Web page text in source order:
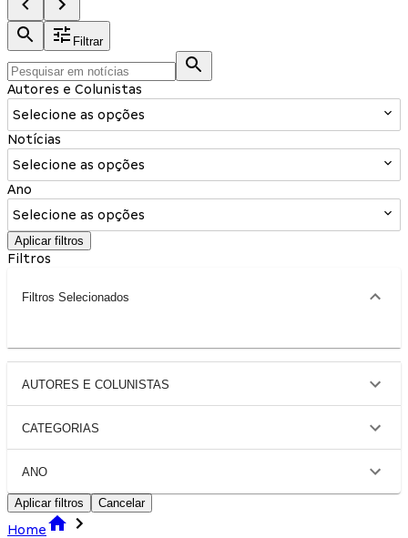
Filtrar
Autores e Colunistas
Selecione as opções
Notícias
Selecione as opções
Ano
Selecione as opções
Aplicar filtros
Filtros
Filtros Selecionados
AUTORES E COLUNISTAS
CATEGORIAS
ANO
Aplicar filtros Cancelar
Home